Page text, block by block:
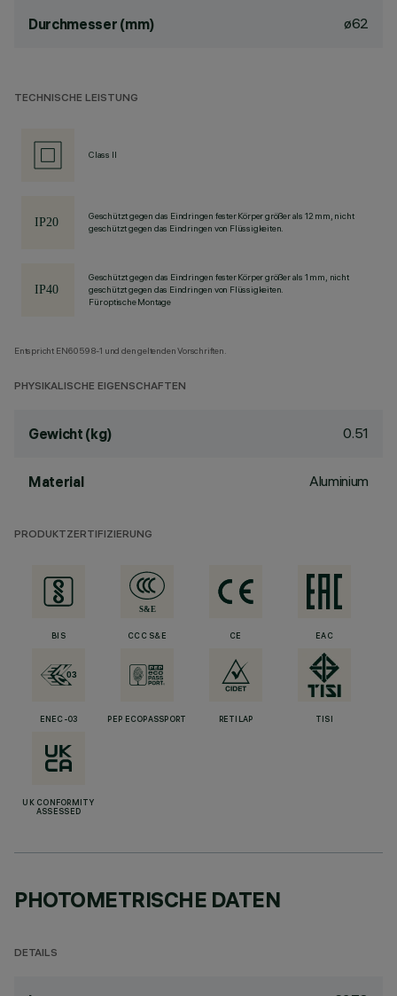
Durchmesser (mm) ø62
TECHNISCHE LEISTUNG
Class II
Geschützt gegen das Eindringen fester Körper größer als 12 mm, nicht
geschützt gegen das Eindringen von Flüssigkeiten.
Geschützt gegen das Eindringen fester Körper größer als 1 mm, nicht
geschützt gegen das Eindringen von Flüssigkeiten.
Für optische Montage
Entspricht EN60598-1 und den geltenden Vorschriften.
PHYSIKALISCHE EIGENSCHAFTEN
Gewicht (kg) 0.51
Material Aluminium
PRODUKTZERTIFIZIERUNG
BIS CCC S&E CE EAC
ENEC-03 PEP ECOPASSPORT RETILAP TISI
UK CONFORMITY
ASSESSED
PHOTOMETRISCHE DATEN
DETAILS